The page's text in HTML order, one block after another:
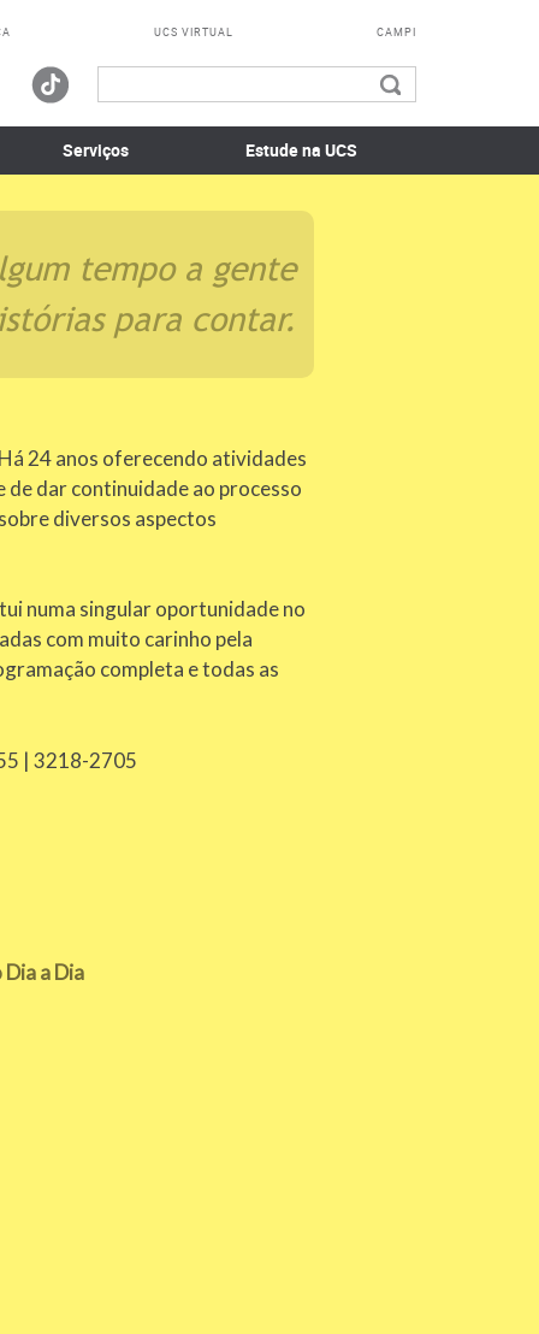
UCS VIRTUAL CAMPI
Serviços Estude na UCS
tempo a gente
para contar.
24 anos oferecendo atividades
dar continuidade ao processo
diversos aspectos
numa singular oportunidade no
com muito carinho pela
completa e todas as
| 3218-2705
a Dia